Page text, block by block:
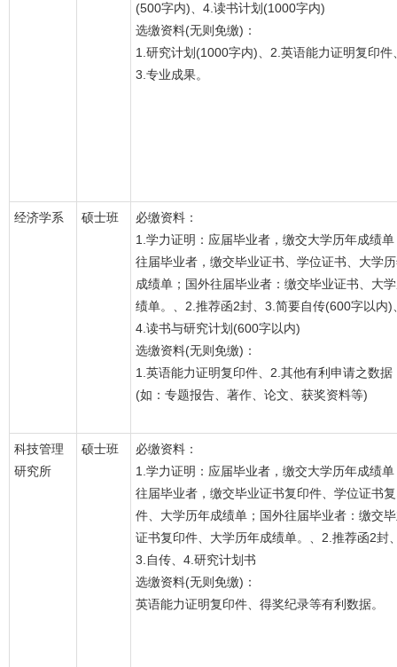
(500字内)、4.读书计划(1000字内)
选缴资料(无则免缴)：
1.研究计划(1000字内)、2.英语能力证明复印件
3.专业成果。
经济学系 硕士班
必缴资料：
1.学力证明：应届毕业者，缴交大学历年成绩单
往届毕业者，缴交毕业证书、学位证书、大学
成绩单；国外往届毕业者：缴交毕业证书、大
绩单。、2.推荐函2封、3.简要自传(600字以内)
4.读书与研究计划(600字以内)
选缴资料(无则免缴)：
1.英语能力证明复印件、2.其他有利申请之数据
(如：专题报告、著作、论文、获奖资料等)
科技管理
研究所
硕士班
必缴资料：
1.学力证明：应届毕业者，缴交大学历年成绩单
往届毕业者，缴交毕业证书复印件、学位证书
件、大学历年成绩单；国外往届毕业者：缴交
证书复印件、大学历年成绩单。、2.推荐函2封
3.自传、4.研究计划书
选缴资料(无则免缴)：
英语能力证明复印件、得奖纪录等有利数据。